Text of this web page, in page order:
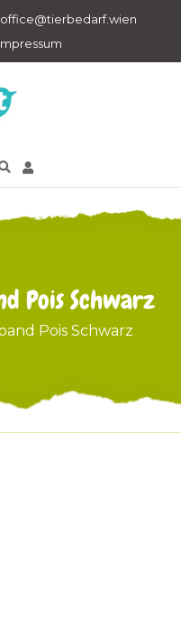
office@tierbedarf.wien
Pois Schwarz
Pois Schwarz